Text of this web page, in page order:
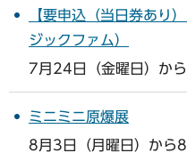
【要申込（当日券あ
ジックファム）
7月24日（金曜日）か
ミニミニ原爆展
8月3日（月曜日）から